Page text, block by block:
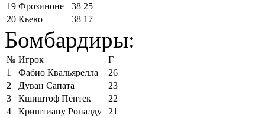
19 Фрозиноне 38 25
20 Кьево 38 17
Бомбардиры:
№ Игрок
Г
1
Фабио Квальярелла
26
2
Дуван Сапата
23
3
Кшиштоф Пёнтек
22
4
Криштиану Роналду
21